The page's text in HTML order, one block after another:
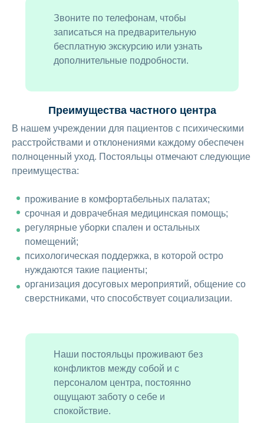
Звоните по телефонам, чтобы
записаться на предварительную
бесплатную экскурсию или узнать
дополнительные подробности.
Преимущества частного центра
В нашем учреждении для пациентов с психическими
расстройствами и отклонениями каждому обеспечен
полноценный уход. Постояльцы отмечают следующие
преимущества:
проживание в комфортабельных палатах;
срочная и доврачебная медицинская помощь;
регулярные уборки спален и остальных
помещений;
психологическая поддержка, в которой остро
нуждаются такие пациенты;
организация досуговых мероприятий, общение со
сверстниками, что способствует социализации.
Наши постояльцы проживают без
конфликтов между собой и с
персоналом центра, постоянно
ощущают заботу о себе и
спокойствие.